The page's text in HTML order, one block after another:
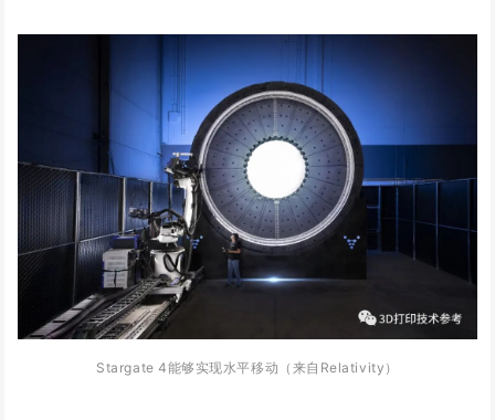
Stargate 4能够实现水平移动 （来自 Relativity ）